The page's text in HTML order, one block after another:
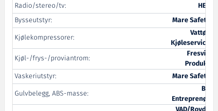
Radio/stereo/tv:
HET
Bysseutstyr:
Mare Safety
Kjølekompressorer:
Vattøy
Kjøleservice
Kjøl-/frys-/proviantrom:
Fresvik
Produkt
Vaskeriutstyr:
Mare Safety
Gulvbelegg, ABS-masse:
BT
Entreprenør